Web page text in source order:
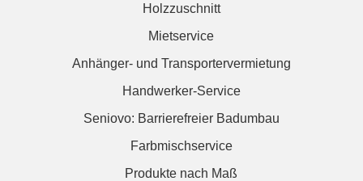
Holzzuschnitt
Mietservice
Anhänger- und Transportervermietung
Handwerker-Service
Seniovo: Barrierefreier Badumbau
Farbmischservice
Produkte nach Maß